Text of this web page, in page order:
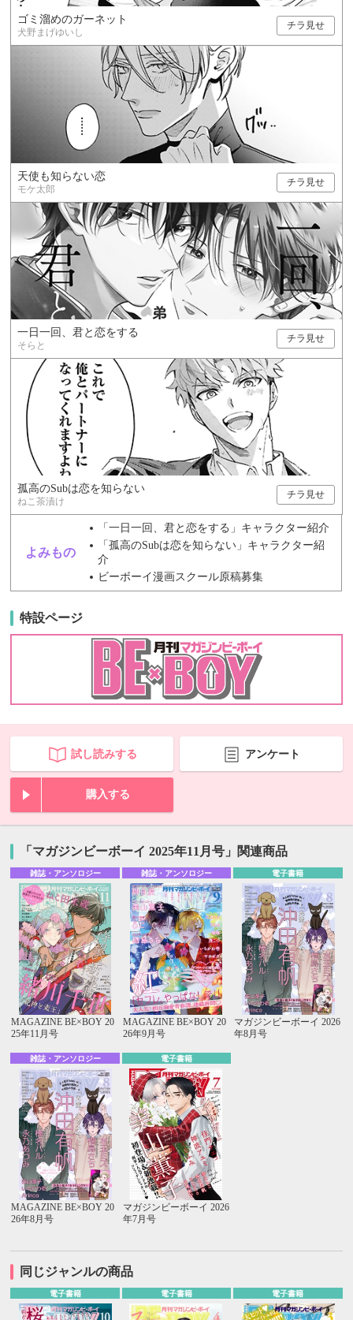
ゴミ溜めのガーネット
犬野まげゆいし
チラ見せ
天使も知らない恋
モケ太郎
チラ見せ
一日一回、君と恋をする
そらと
チラ見せ
孤高のSubは恋を知らない
ねこ茶漬け
チラ見せ
よみもの
「一日一回、君と恋をする」キャラクター紹介
「孤高のSubは恋を知らない」キャラクター紹
介
ビーボーイ漫画スクール原稿募集
特設ページ
試し読みする アンケート
購入する
「マガジンビーボーイ 2025年11月号」関連商品
雑誌・アンソロジー
MAGAZINE BE×BOY 20
25年11月号
雑誌・アンソロジー
MAGAZINE BE×BOY 20
26年9月号
電子書籍
マガジンビーボーイ 2026
年8月号
雑誌・アンソロジー
MAGAZINE BE×BOY 20
26年8月号
電子書籍
マガジンビーボーイ 2026
年7月号
同じジャンルの商品
電子書籍 電子書籍 電子書籍